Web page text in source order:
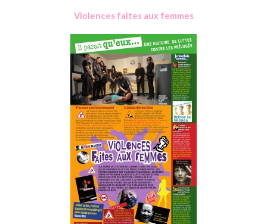
Violences faites aux femmes